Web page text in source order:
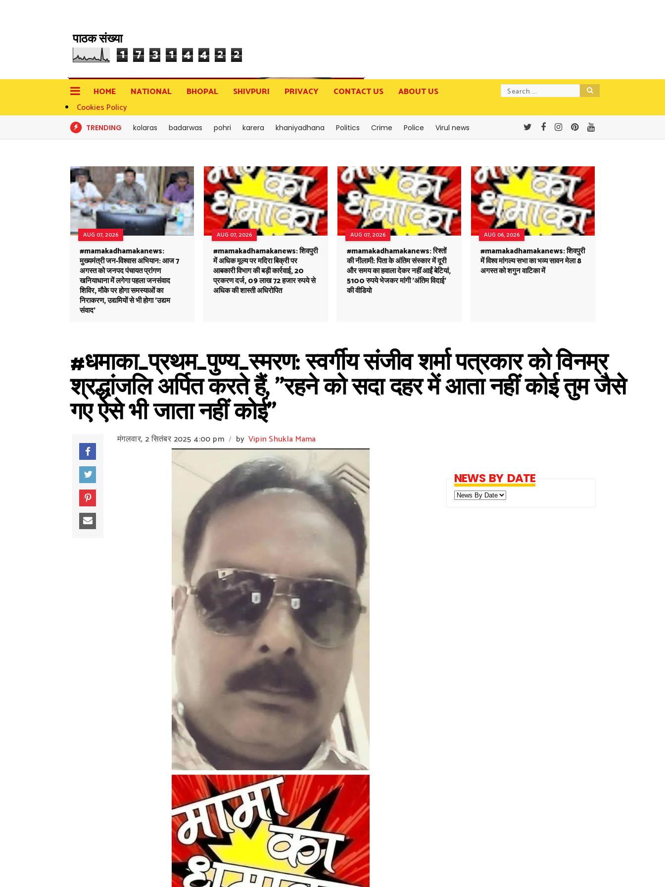
पाठक संख्या
1 7 3 1 4 4 2 2
HOME NATIONAL BHOPAL SHIVPURI PRIVACY CONTACT US
ABOUT US
Cookies Policy
TRENDING kolaras badarwas pohri karera khaniyadhana Politics Crime Police Virul news
AUG 07, 2026
#mamakadhamakanews:
मुख्यमंत्री जन-विश्वास अभियान: आज 7
अगस्त को जनपद पंचायत प्रांगण
खनियाधाना में लगेगा पहला जनसंवाद
शिविर, मौके पर होगा समस्याओं का
निराकरण, उद्यमियों से भी होगा 'उद्यम
संवाद'
AUG 07, 2026
#mamakadhamakanews: शिवपुरी
में अधिक मूल्य पर मदिरा बिक्री पर
आबकारी विभाग की बड़ी कार्रवाई, 20
प्रकरण दर्ज, 09 लाख 72 हजार रुपये से
अधिक की शास्ती अधिरोपित
AUG 07, 2026
#mamakadhamakanews: रिश्तों
की नीलामी: पिता के अंतिम संस्कार में दूरी
और समय का हवाला देकर नहीं आईं बेटियां,
5100 रुपये भेजकर मांगी 'अंतिम विदाई'
की वीडियो
AUG 06, 2026
#mamakadhamakanews: शिवपुरी
में विश्व मांगल्य सभा का भव्य सावन मेला 8
अगस्त को शगुन वाटिका में
#धमाका_प्रथम_पुण्य_स्मरण: स्वर्गीय संजीव शर्मा पत्रकार को विनम्र
श्रद्धांजलि अर्पित करते हैं, "रहने को सदा दहर में आता नहीं कोई तुम जैसे
गए ऐसे भी जाता नहीं कोई"
मंगलवार, 2 सितंबर 2025 4:00 pm / by Vipin Shukla Mama
NEWS BY DATE